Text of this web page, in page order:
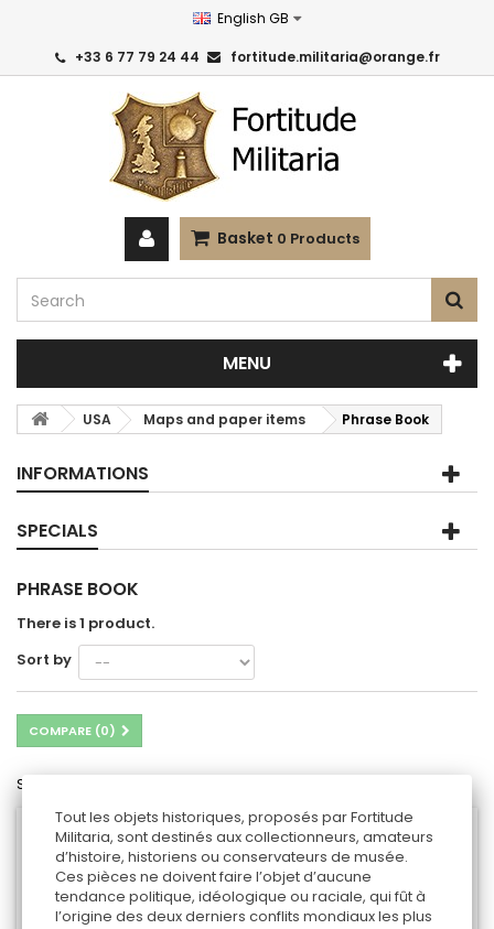
English GB
+33 6 77 79 24 44 fortitude.militaria@orange.fr
Basket 0 Products
MENU
USA Maps and paper items Phrase Book
INFORMATIONS
SPECIALS
PHRASE BOOK
There is 1 product.
Sort by
COMPARE (0)
Showing 1 - 1 of 1 item
Tout les objets historiques, proposés par Fortitude
Militaria, sont destinés aux collectionneurs, amateurs
d’histoire, historiens ou conservateurs de musée.
Ces pièces ne doivent faire l’objet d’aucune
tendance politique, idéologique ou raciale, qui fût à
l’origine des deux derniers conflits mondiaux les plus